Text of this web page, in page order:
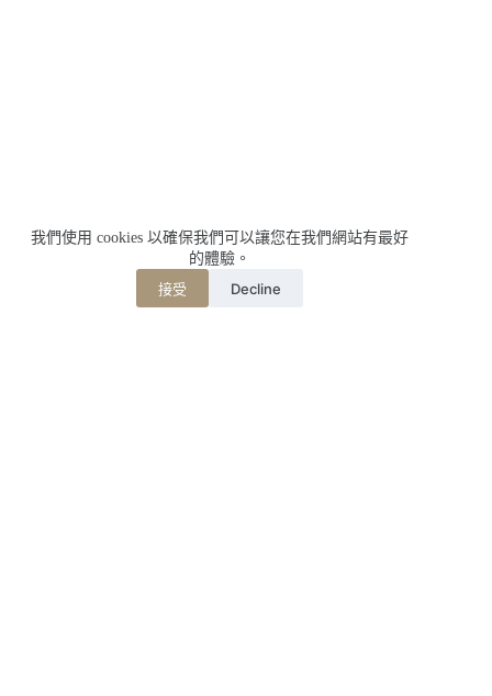
我們使用 cookies 以確保我們可以讓您在我們網站有最好
的體驗。
接受 Decline